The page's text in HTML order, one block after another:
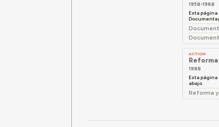
1958-1968
Esta
ACTION
1988
Esta
abajo.
Reforma